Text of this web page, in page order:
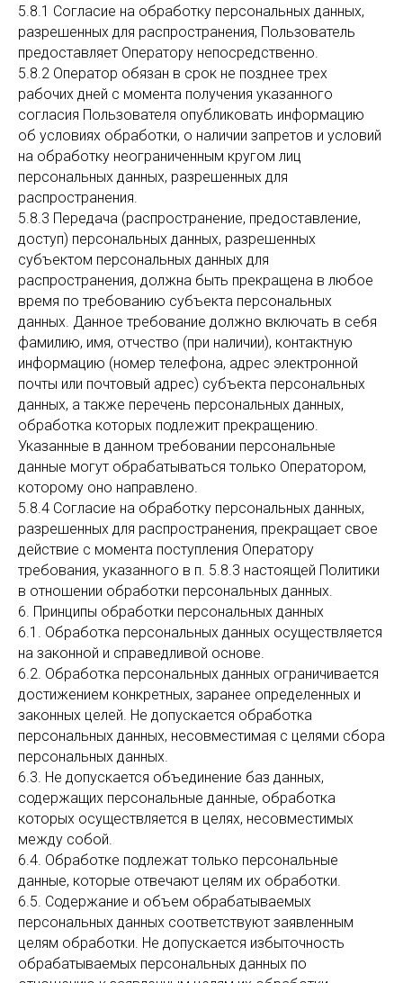
5.8.1 Согласие на обработку персональных данных,
разрешенных для распространения, Пользователь
предоставляет Оператору непосредственно.
5.8.2 Оператор обязан в срок не позднее трех
рабочих дней с момента получения указанного
согласия Пользователя опубликовать информацию
об условиях обработки, о наличии запретов и условий
на обработку неограниченным кругом лиц
персональных данных, разрешенных для
распространения.
5.8.3 Передача (распространение, предоставление,
доступ) персональных данных, разрешенных
субъектом персональных данных для
распространения, должна быть прекращена в любое
время по требованию субъекта персональных
данных. Данное требование должно включать в себя
фамилию, имя, отчество (при наличии), контактную
информацию (номер телефона, адрес электронной
почты или почтовый адрес) субъекта персональных
данных, а также перечень персональных данных,
обработка которых подлежит прекращению.
Указанные в данном требовании персональные
данные могут обрабатываться только Оператором,
которому оно направлено.
5.8.4 Согласие на обработку персональных данных,
разрешенных для распространения, прекращает свое
действие с момента поступления Оператору
требования, указанного в п. 5.8.3 настоящей Политики
в отношении обработки персональных данных.
6. Принципы обработки персональных данных
6.1. Обработка персональных данных осуществляется
на законной и справедливой основе.
6.2. Обработка персональных данных ограничивается
достижением конкретных, заранее определенных и
законных целей. Не допускается обработка
персональных данных, несовместимая с целями сбора
персональных данных.
6.3. Не допускается объединение баз данных,
содержащих персональные данные, обработка
которых осуществляется в целях, несовместимых
между собой.
6.4. Обработке подлежат только персональные
данные, которые отвечают целям их обработки.
6.5. Содержание и объем обрабатываемых
персональных данных соответствуют заявленным
целям обработки. Не допускается избыточность
обрабатываемых персональных данных по